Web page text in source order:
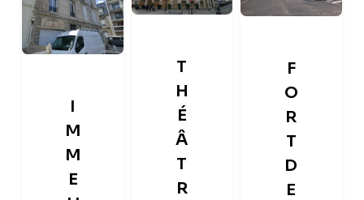
I
M
M
E
T
H
É
Â
T
R
F
O
R
T
D
E